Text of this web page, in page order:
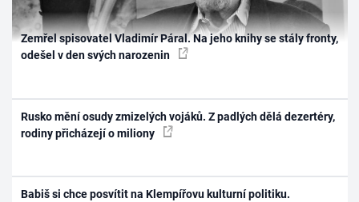
Zemřel spisovatel Vladimír Páral. Na jeho knihy se stály fronty,
odešel v den svých narozenin
Rusko mění osudy zmizelých vojáků. Z padlých dělá dezertéry,
rodiny přicházejí o miliony
Babiš si chce posvítit na Klempířovu kulturní politiku.